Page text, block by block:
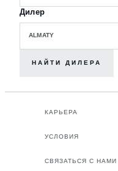
Дилер
ALMATY
НАЙТИ ДИЛЕРА
КАРЬЕРА
УСЛОВИЯ
СВЯЗАТЬСЯ С НАМИ